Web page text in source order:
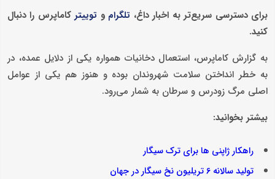
برای دسترسی سریع‌تر به اخبار داغ، تلگرام و توییتر کاماپرس را دنبال
کنید.
به گزارش کاماپرس، استعمال دخانیات همواره یکی از دلایل عمده، در
به خطر انداختن سلامت شهروندان بوده و هنوز هم یکی از عوامل
اصلی مرگ زودرس و سرطان به شمار می‌رود.
بیشتر بخوانید:
راهکار ژاپنی ها برای ترک سیگار
تولید سالانه 6 تریلیون نخ سیگار در جهان